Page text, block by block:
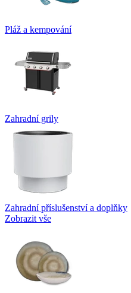
Pláž a kempování
Zahradní grily
Zahradní příslušenství a doplňky
Zobrazit vše